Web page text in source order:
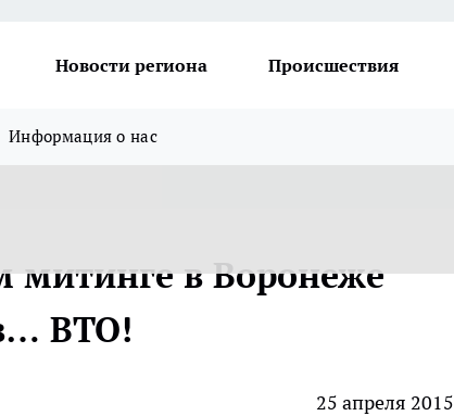
Новости региона Происшествия
Информация о нас
митинге в Воронеже
ВТО!
25 апреля 2015